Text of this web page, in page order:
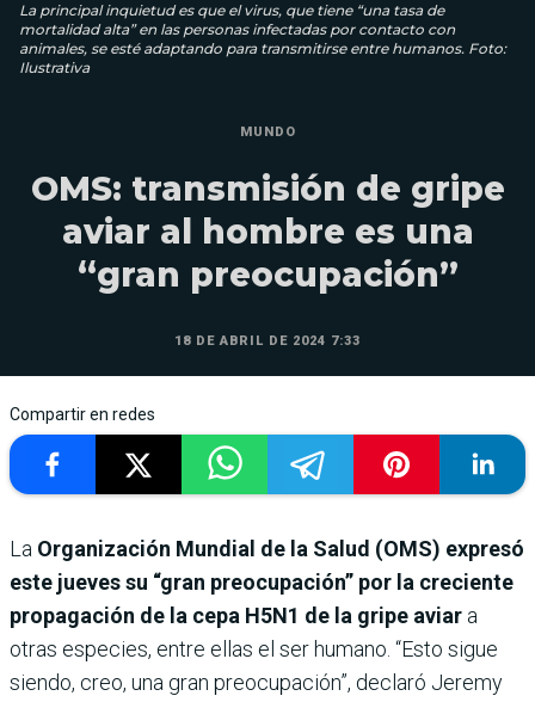
La principal inquietud es que el virus, que tiene “una tasa de
mortalidad alta” en las personas infectadas por contacto con
animales, se esté adaptando para transmitirse entre humanos. Foto:
Ilustrativa
MUNDO
OMS: transmisión de gripe
aviar al hombre es una
“gran preocupación”
18 DE ABRIL DE 2024 7:33
Compartir en redes
La Organización Mundial de la Salud (OMS) expresó
este jueves su “gran preocupación” por la creciente
propagación de la cepa H5N1 de la gripe aviar a
otras especies, entre ellas el ser humano. “Esto sigue
siendo, creo, una gran preocupación”, declaró Jeremy